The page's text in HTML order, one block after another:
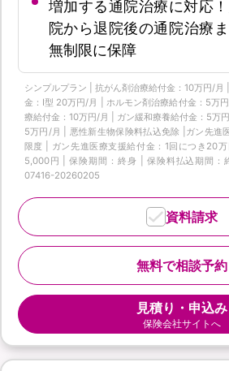
増加する通院治療に対応
院から退院後の通院治療
無制限に保障
シンプルプラン | 抗がん剤治療給付金：10万円/月
金：Ⅰ型 20万円/月 | ホルモン剤治療給付金：5万
療給付金：10万円/月 | ガン緩和療養給付金：5万
5万円/月 | 悪性新生物保険料払込免除 |ガン先進
限度 | ガン先進医療支援給付金：1回につき20
5,000円 | 保険期間：終身 | 保険料払込期間：
07416-20260205
無料で相談予約
資料請求
見積り・申込み
保険会社サイトへ